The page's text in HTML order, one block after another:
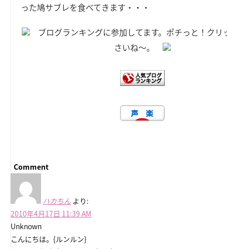
った鳩サブレを食べてきます・・・
ブログランキングに参加してます。ポチっと！クリ
さいね～。
Comment
ハカちん より:
2010年4月17日 11:39 AM
Unknown
こんにちは。{ルンルン}